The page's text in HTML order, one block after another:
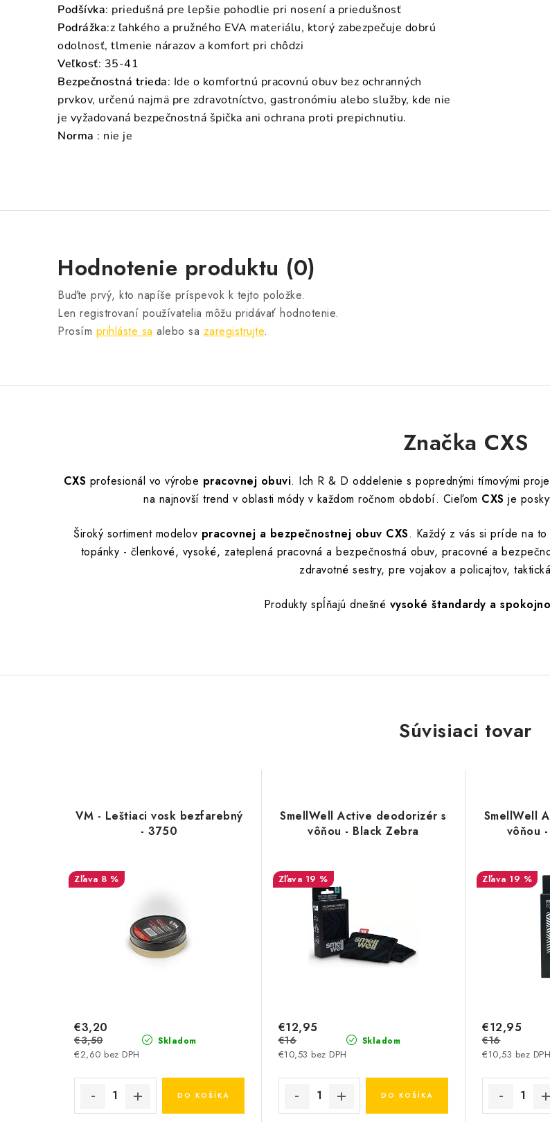
Podšívka: priedušná pre lepšie pohodlie pri nosení a priedušnosť
Podrážka:z ľahkého a pružného EVA materiálu, ktorý zabezpečuje dobrú
odolnosť, tlmenie nárazov a komfort pri chôdzi
Veľkosť: 35-41
Bezpečnostná trieda: Ide o komfortnú pracovnú obuv bez ochranných
prvkov, určenú najmä pre zdravotníctvo, gastronómiu alebo služby, kde nie
je vyžadovaná bezpečnostná špička ani ochrana proti prepichnutiu.
Norma : nie je
Hodnotenie produktu (0)
Buďte prvý, kto napíše príspevok k tejto položke.
Len registrovaní používatelia môžu pridávať hodnotenie.
Prosím prihláste sa alebo sa zaregistrujte.
Značka CXS
CXS profesionál vo výrobe pracovnej obuvi. Ich R & D oddelenie s poprednými tímovými
na najnovší trend v oblasti módy v každom ročnom období. Cieľom CXS je
Široký sortiment modelov pracovnej a bezpečnostnej obuv CXS. Každý z vás si príde na
topánky - členkové, vysoké, zateplená pracovná a bezpečnostná obuv, pracovné a
zdravotné sestry, pre vojakov a policajtov,
Produkty spĺňajú dnešné vysoké štandardy a
Súvisiaci tovar
VM - Leštiaci vosk bezfarebný
- 3750
8 %
Skladom
€2,60 bez DPH
€3,20
€3,50
DO KOŠÍKA
SmellWell Active deodorizér s
vôňou - Black Zebra
19 %
Skladom
€10,53 bez DPH
€12,95
€16
DO KOŠÍKA
SmellWell
vôňou
19 %
€10,53 bez DPH
€12,95
€16